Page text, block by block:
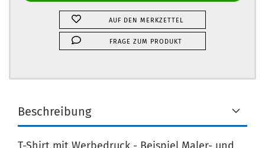
AUF DEN MERKZETTEL
FRAGE ZUM PRODUKT
Beschreibung